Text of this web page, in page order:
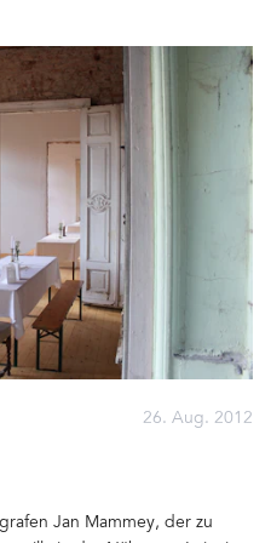
Allee 8, 10119 Berlin&hellip
26. Aug. 2012
Jan Mammey, der zu